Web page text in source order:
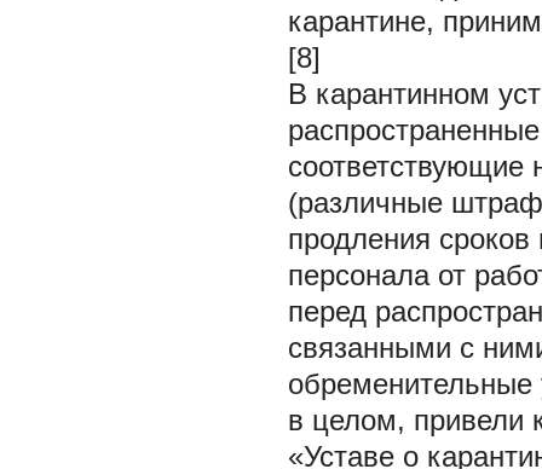
карантине,
[8]
В карантинном
соответствующие
(различные
продления
персонала от
перед
связанными с
обременительные
в целом, привели
«Уставе о